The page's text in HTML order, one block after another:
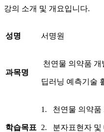
강의 소개 및 개요입니다.
성명 서명원
과목명
천연물 의약품 개
딥러닝 예측기술
학습목표
1. 천연물 의약품
2. 분자표현자 및